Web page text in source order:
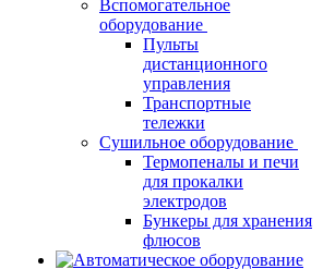
Вспомогательное
оборудование
Пульты
дистанционного
управления
Транспортные
тележки
Сушильное оборудование
Термопеналы и печи
для прокалки
электродов
Бункеры для хранения
флюсов